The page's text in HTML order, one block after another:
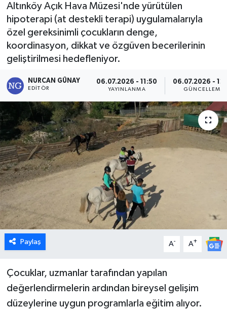
Altınköy Açık Hava Müzesi'nde yürütülen
hipoterapi (at destekli terapi) uygulamalarıyla
özel gereksinimli çocukların denge,
koordinasyon, dikkat ve özgüven becerilerinin
geliştirilmesi hedefleniyor.
NURCAN GÜNAY
EDITÖR
06.07.2026 - 11:50
YAYINLANMA
06.07.2026 -
GÜNCELLEME
Paylaş A- A+
Çocuklar, uzmanlar tarafından yapılan
değerlendirmelerin ardından bireysel gelişim
düzeylerine uygun programlarla eğitim alıyor.
Domaniç
Dumlupınar
Ekonomi
Emet
Foto Galeri
Gediz
Genel
Gündem
Hisarcık
İlçeler